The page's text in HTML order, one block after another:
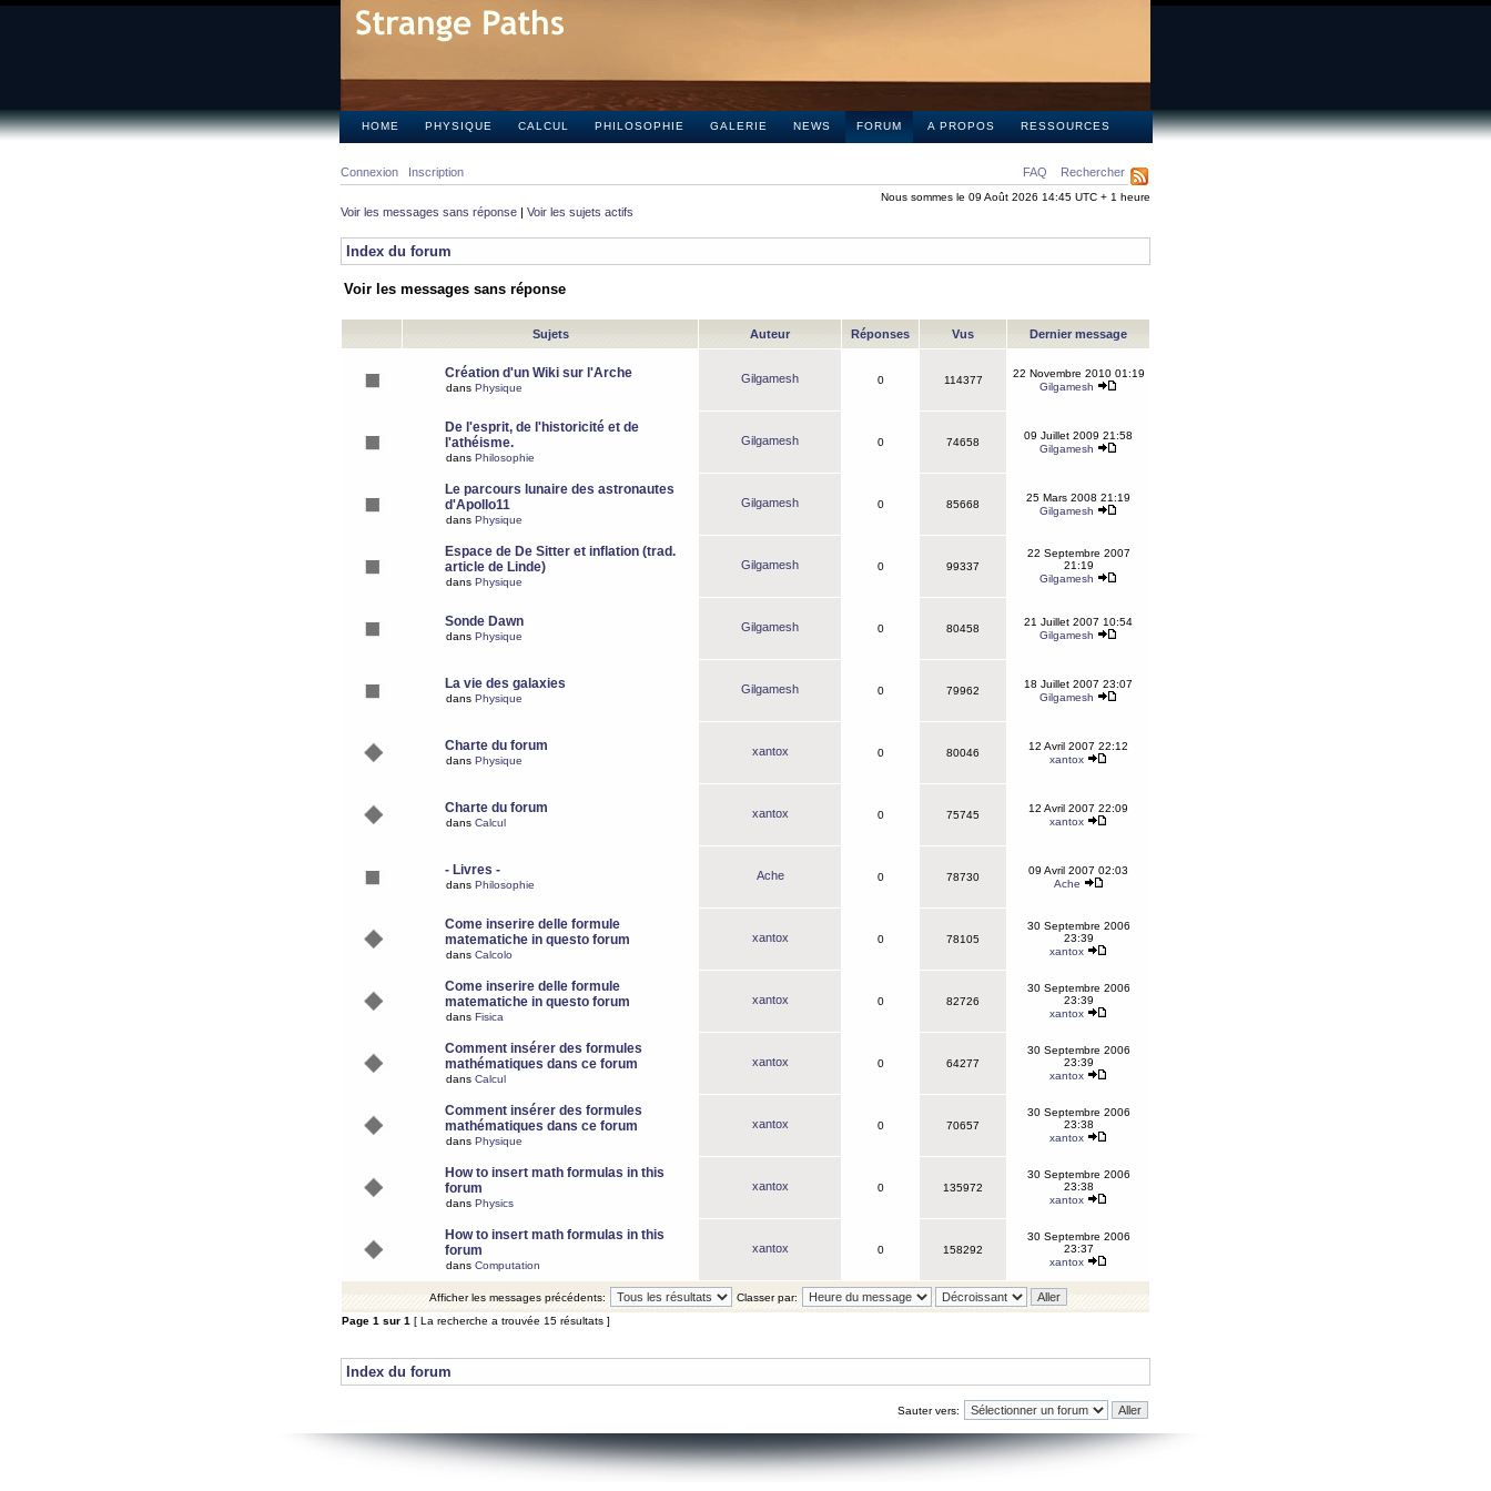
HOME PHYSIQUE CALCUL PHILOSOPHIE GALERIE NEWS FORUM A PROPOS RESSOURCES
FAQ Rechercher
Connexion Inscription
Nous sommes le 09 Août 2026 14:45 UTC + 1 heure
Voir les messages sans réponse | Voir les sujets actifs
Index du forum
Voir les messages sans réponse
Sujets Auteur Réponses Vus Dernier message
Création d'un Wiki sur l'Arche
dans Physique
Gilgamesh 0 114377
22 Novembre 2010 01:19
Gilgamesh
De l'esprit, de l'historicité et de
l'athéisme.
dans Philosophie
Gilgamesh 0 74658
09 Juillet 2009 21:58
Gilgamesh
Le parcours lunaire des astronautes
d'Apollo11
dans Physique
Gilgamesh 0 85668
25 Mars 2008 21:19
Gilgamesh
Espace de De Sitter et inflation (trad.
article de Linde)
dans Physique
Gilgamesh 0 99337
22 Septembre 2007
21:19
Gilgamesh
Sonde Dawn
dans Physique
Gilgamesh 0 80458
21 Juillet 2007 10:54
Gilgamesh
La vie des galaxies
dans Physique
Gilgamesh 0 79962
18 Juillet 2007 23:07
Gilgamesh
Charte du forum
dans Physique
xantox 0 80046
12 Avril 2007 22:12
xantox
Charte du forum
dans Calcul
xantox 0 75745
12 Avril 2007 22:09
xantox
- Livres -
dans Philosophie
Ache 0 78730
09 Avril 2007 02:03
Ache
Come inserire delle formule
matematiche in questo forum
dans Calcolo
xantox 0 78105
30 Septembre 2006
23:39
xantox
Come inserire delle formule
matematiche in questo forum
dans Fisica
xantox 0 82726
30 Septembre 2006
23:39
xantox
Comment insérer des formules
mathématiques dans ce forum
dans Calcul
xantox 0 64277
30 Septembre 2006
23:39
xantox
Comment insérer des formules
mathématiques dans ce forum
dans Physique
xantox 0 70657
30 Septembre 2006
23:38
xantox
How to insert math formulas in this
forum
dans Physics
xantox 0 135972
30 Septembre 2006
23:38
xantox
How to insert math formulas in this
forum
dans Computation
xantox 0 158292
30 Septembre 2006
23:37
xantox
Afficher les messages précédents:
Classer par:
Page 1 sur 1 [ La recherche a trouvée 15 résultats ]
Index du forum
Sauter vers: